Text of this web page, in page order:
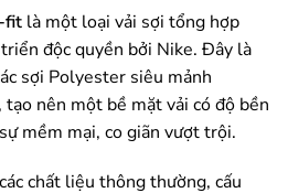
fit là một loại vải sợi tổng hợp
độc quyền bởi Nike. Đây là
sợi Polyester siêu mảnh
nên một bề mặt vải có độ bền
mềm mại, co giãn vượt trội.
chất liệu thông thường, cấu